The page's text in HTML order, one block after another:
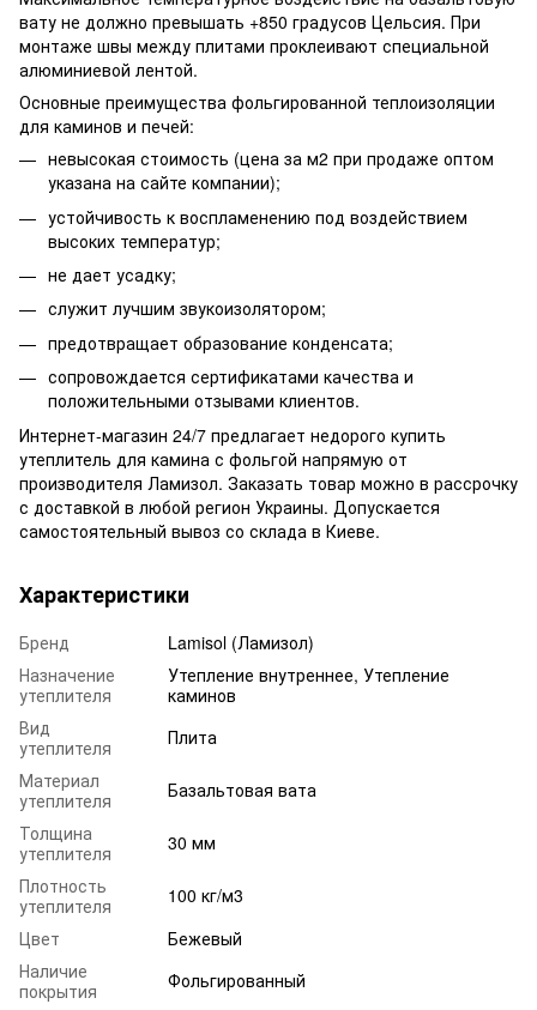
вату не должно превышать +850 градусов Цельсия. При
монтаже швы между плитами проклеивают специальной
алюминиевой лентой.
Основные преимущества фольгированной теплоизоляции
для каминов и печей:
невысокая стоимость (цена за м2 при продаже оптом
указана на сайте компании);
устойчивость к воспламенению под воздействием
высоких температур;
не дает усадку;
служит лучшим звукоизолятором;
предотвращает образование конденсата;
сопровождается сертификатами качества и
положительными отзывами клиентов.
Интернет-магазин 24/7 предлагает недорого купить
утеплитель для камина с фольгой напрямую от
производителя Ламизол. Заказать товар можно в рассрочку
с доставкой в любой регион Украины. Допускается
самостоятельный вывоз со склада в Киеве.
Характеристики
Бренд
Lamisol (Ламизол)
Назначение
утеплителя
Утепление внутреннее, Утепление
каминов
Вид
утеплителя
Плита
Материал
утеплителя
Базальтовая вата
Толщина
утеплителя
30 мм
Плотность
утеплителя
100 кг/м3
Цвет
Бежевый
Наличие
покрытия
Фольгированный